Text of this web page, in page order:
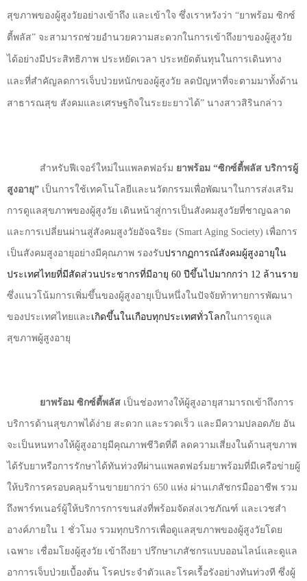
สุขภาพของผู้สูงวัยอย่างเข้าถึง และเข้าใจ ซึ่งเราหวังว่า “ยาพร้อม ซิกซ์
ตี้พลัส” จะสามารถช่วยอำนวยความสะดวกในการเข้าถึงยาของผู้สูงวัย
ได้อย่างมีประสิทธิภาพ ประหยัดเวลา ประหยัดต้นทุนในการเดินทาง
และที่สำคัญลดการเจ็บป่วยหนักของผู้สูงวัย ลดปัญหาที่จะตามมาทั้งด้าน
สาธารณสุข สังคมและเศรษฐกิจในระยะยาวได้” นางสาวสิรินกล่าว
สำหรับฟีเจอร์ใหม่ในแพลตฟอร์ม ยาพร้อม “ซิกซ์ตี้พลัส บริการผู้
สูงอายุ” เป็นการใช้เทคโนโลยีและนวัตกรรมเพื่อพัฒนาในการส่งเสริม
การดูแลสุขภาพของผู้สูงวัย เดินหน้าสู่การเป็นสังคมสูงวัยที่ชาญฉลาด
และการเปลี่ยนผ่านสู่สังคมสูงวัยอัจฉริยะ (Smart Aging Society) เพื่อการ
เป็นสังคมสูงอายุอย่างมีคุณภาพ รองรับปรากฏการณ์สังคมผู้สูงอายุใน
ประเทศไทยที่มีสัดส่วนประชากรที่มีอายุ 60 ปีขึ้นไปมากกว่า 12 ล้านราย
ซึ่งแนวโน้มการเพิ่มขึ้นของผู้สูงอายุเป็นหนึ่งในปัจจัยท้าทายการพัฒนา
ของประเทศไทยและ เกิดขึ้นในเกือบทุกประเทศทั่วโลกในการดูแล
สุขภาพผู้สูงอายุ
ยาพร้อม ซิกซ์ตี้พลัส เป็นช่องทางให้ผู้สูงอายุสามารถเข้าถึงการ
บริการด้านสุขภาพได้ง่าย สะดวก และรวดเร็ว และมีความปลอดภัย อัน
จะเป็นหนทางให้ผู้สูงอายุมีคุณภาพชีวิตที่ดี ลดความเสี่ยงในด้านสุขภาพ
ได้รับยาหรือการรักษาได้ทันท่วงทีผ่านแพลตฟอร์มยาพร้อมที่มีเครือข่ายผู้
ให้บริการครอบคลุมร้านขายยากว่า 650 แห่ง ผ่านเภสัชกรมืออาชีพ รวม
ถึงพาร์ทเนอร์ผู้ให้บริการการขนส่งที่พร้อมจัดส่งเวชภัณฑ์ และ เวชสำ
อางค์ภายใน 1 ชั่วโมง รวมทุกบริการเพื่อดูแลสุขภาพของผู้สูงวัยโดย
เฉพาะ เชื่อมโยงผู้สูงวัย เข้าถึงยา ปรึกษาเภสัชกรแบบออนไลน์และดูแล
อาการเจ็บป่วยเบื้องต้น โรคประจำตัวและโรคเรื้อรังอย่างทันท่วงที ซึ่งผู้